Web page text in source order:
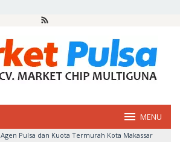
MENU
Agen Pulsa dan Kuota Termurah Kota Makassar